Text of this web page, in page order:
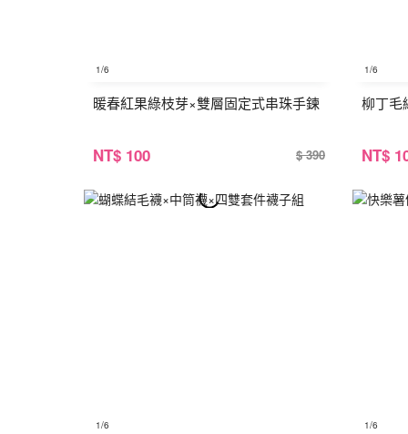
1/6
暖春紅果綠枝芽×雙層固定式串珠手鍊
NT$ 100 $ 390
1/6
柳丁毛
NT$
1/6 1/6